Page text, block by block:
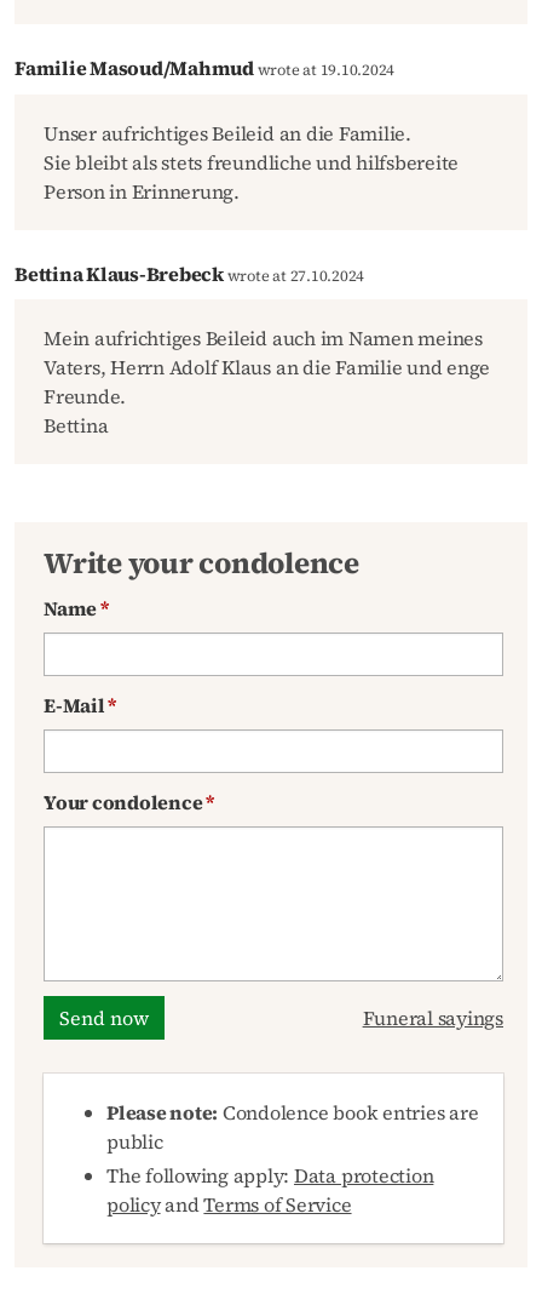
Familie Masoud/Mahmudwrote at 19.10.2024
Unser aufrichtiges Beileid an die Familie.
Sie bleibt als stets freundliche und hilfsbereite
Person in Erinnerung.
Bettina Klaus-Brebeckwrote at 27.10.2024
Mein aufrichtiges Beileid auch im Namen meines
Vaters, Herrn Adolf Klaus an die Familie und enge
Freunde.
Bettina
Write your condolence
Name*
E-Mail*
Your condolence*
Send now Funeral sayings
Please note: Condolence book entries are
public
The following apply: Data protection
policyandTerms of Service